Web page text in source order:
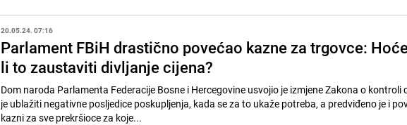
20.05.24. 07:16
Parlament FBiH drastično povećao kazne za trgovce:
li to zaustaviti divljanje cijena?
Dom naroda Parlamenta Federacije Bosne i Hercegovine usvojio je izmjene Zakona o kontroli
je ublažiti negativne posljedice poskupljenja, kada se za to ukaže potreba, a predviđeno je i
kazni za sve prekršioce za koje...